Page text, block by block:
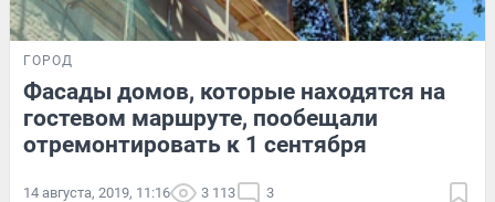
ГОРОД
Фасады домов, которые находятся на
гостевом маршруте, пообещали
отремонтировать к 1 сентября
14 августа, 2019, 11:16 3 113 3